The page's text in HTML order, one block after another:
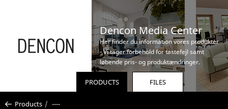
Dencon Media Center
Her finder du information vores produkter
- Vi tager forbehold for tastefejl samt
løbende pris- og produktændringer.
PRODUCTS FILES
Products ----